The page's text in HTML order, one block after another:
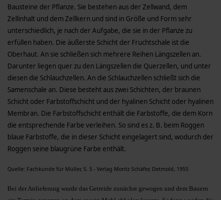
Bausteine der Pflanze. Sie bestehen aus der Zellwand, dem
Zellinhalt und dem Zellkern und sind in Größe und Form sehr
unterschiedlich, je nach der Aufgabe, die sie in der Pflanze zu
erfüllen haben. Die äußerste Schicht der Fruchtschale ist die
Oberhaut. An sie schließen sich mehrere Reihen Längszellen an.
Darunter liegen quer zu den Längszellen die Querzellen, und unter
diesen die Schlauchzellen. An die Schlauchzellen schließt sich die
Samenschale an. Diese besteht aus zwei Schichten, der braunen
Schicht oder Farbstoffschicht und der hyalinen Schicht oder hyalinen
Membran. Die Farbstoffschicht enthält die Farbstoffe, die dem Korn
die entsprechende Farbe verleihen. So sind es z. B. beim Roggen
blaue Farbstoffe, die in dieser Schicht eingelagert sind, wodurch der
Roggen seine blaugrüne Farbe enthält.
Quelle: Fachkunde für Müller, S. 5 - Verlag Moritz Schäfer, Detmold, 1955
Bei der Anlieferung wurde das Getreide zunächst gewogen und dem Bauern